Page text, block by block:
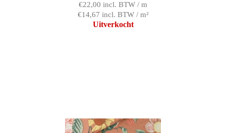
€22,00 incl. BTW / m
€14,67 incl. BTW / m²
Uitverkocht